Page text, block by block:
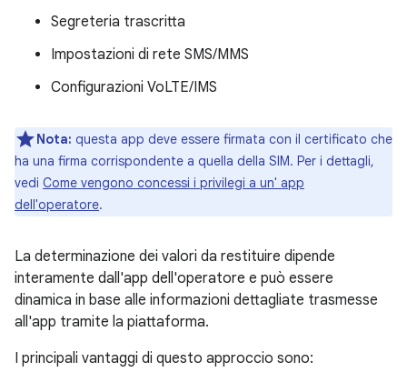
Segreteria trascritta
Impostazioni di rete SMS/MMS
Configurazioni VoLTE/IMS
Nota: questa app deve essere firmata con il certificato che
ha una firma corrispondente a quella della SIM. Per i dettagli,
vedi Come vengono concessi i privilegi a un' app
dell'operatore.
La determinazione dei valori da restituire dipende
interamente dall'app dell'operatore e può essere
dinamica in base alle informazioni dettagliate trasmesse
all'app tramite la piattaforma.
I principali vantaggi di questo approccio sono: